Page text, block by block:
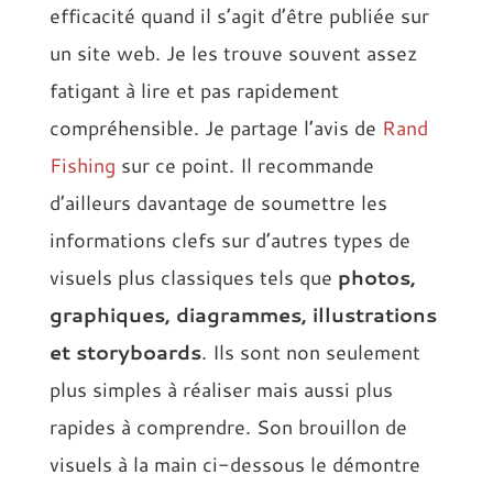
efficacité quand il s’agit d’être publiée sur
un site web. Je les trouve souvent assez
fatigant à lire et pas rapidement
compréhensible. Je partage l’avis de Rand
Fishing sur ce point. Il recommande
d’ailleurs davantage de soumettre les
informations clefs sur d’autres types de
visuels plus classiques tels que photos,
graphiques, diagrammes, illustrations
et storyboards. Ils sont non seulement
plus simples à réaliser mais aussi plus
rapides à comprendre. Son brouillon de
visuels à la main ci-dessous le démontre